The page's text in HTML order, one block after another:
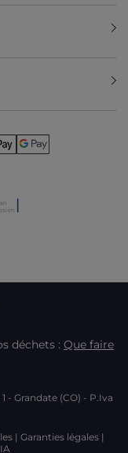
déchets : Que faire
- Grandate (CO) - P.Iva
Garanties légales